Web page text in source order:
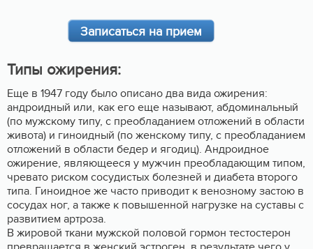
Записаться на прием
Типы ожирения:
Еще в 1947 году было описано два вида ожирения:
андроидный или, как его еще называют, абдоминальный
(по мужскому типу, с преобладанием отложений в области
живота) и гиноидный (по женскому типу, с преобладанием
отложений в области бедер и ягодиц). Андроидное
ожирение, являющееся у мужчин преобладающим типом,
чревато риском сосудистых болезней и диабета второго
типа. Гиноидное же часто приводит к венозному застою в
сосудах ног, а также к повышенной нагрузке на суставы с
развитием артроза.
В жировой ткани мужской половой гормон тестостерон